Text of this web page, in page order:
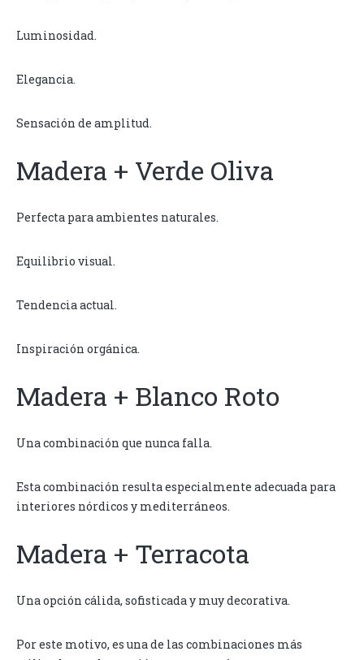
Luminosidad.
Elegancia.
Sensación de amplitud.
Madera + Verde Oliva
Perfecta para ambientes naturales.
Equilibrio visual.
Tendencia actual.
Inspiración orgánica.
Madera + Blanco Roto
Una combinación que nunca falla.
Esta combinación resulta especialmente adecuada para
interiores nórdicos y mediterráneos.
Madera + Terracota
Una opción cálida, sofisticada y muy decorativa.
Por este motivo, es una de las combinaciones más